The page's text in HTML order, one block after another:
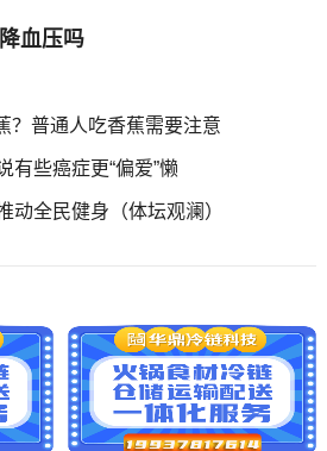
血压吗
？普通人吃香蕉需要注意
有些癌症更“偏爱”懒
动全民健身（体坛观澜）